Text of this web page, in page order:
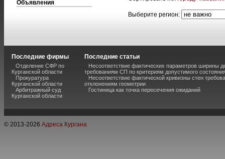
Объявления
Выберите регион:
Последние фирмы
Отделение СФР по
Курганской области
Прокуратура
Курганской области
Арбитражный суд
Курганской области
Последние статьи
Несоответствие фактических параметров ширины
требованиям СП по критериям допустимого
Несоответствие фактической кривизны стен
отклонениям геометрии
Гостиница как точка пересечения ожиданий
© 2013-2026 Адреса Кургана